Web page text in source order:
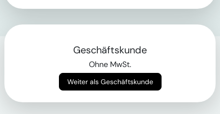
Geschäftskunde
Ohne MwSt.
Weiter als Geschäftskunde